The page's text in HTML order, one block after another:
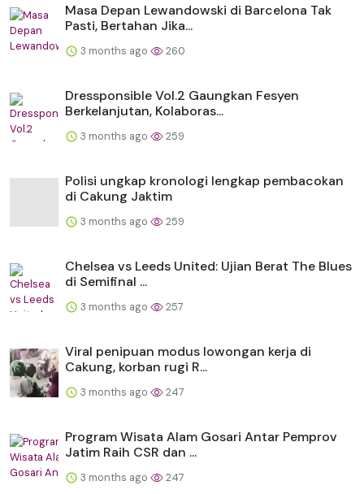
Masa Depan Lewandowski di Barcelona Tak
Pasti, Bertahan Jika...
3 months ago 260
Dressponsible Vol.2 Gaungkan Fesyen
Berkelanjutan, Kolaboras...
3 months ago 259
Polisi ungkap kronologi lengkap pembacokan
di Cakung Jaktim
3 months ago 259
Chelsea vs Leeds United: Ujian Berat The Blues
di Semifinal ...
3 months ago 257
Viral penipuan modus lowongan kerja di
Cakung, korban rugi R...
3 months ago 247
Program Wisata Alam Gosari Antar Pemprov
Jatim Raih CSR dan ...
3 months ago 247